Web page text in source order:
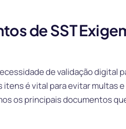
de SST
de validação digital
itens é vital para evitar multas
os principais documentos